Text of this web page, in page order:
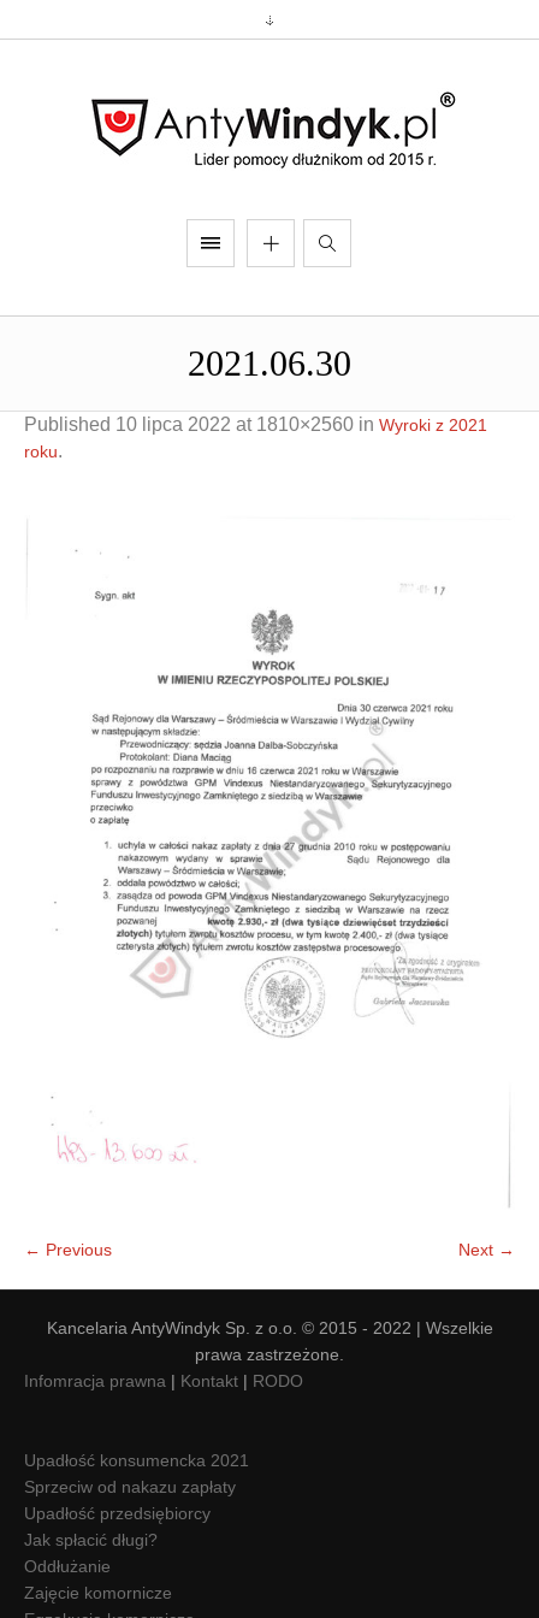
Doradztwo & konsulting Doradztwo & konsulting
2021.06.30
Published 10 lipca 2022 at 1810×2560 in Wyroki z 2021
roku.
← Previous Next →
Kancelaria AntyWindyk Sp. z o.o. © 2015 - 2022 | Wszelkie
prawa zastrzeżone.
Infomracja prawna | Kontakt | RODO
Upadłość konsumencka 2021
Sprzeciw od nakazu zapłaty
Upadłość przedsiębiorcy
Jak spłacić długi?
Oddłużanie
Zajęcie komornicze